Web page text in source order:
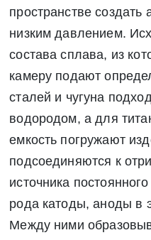
пространстве
низким давлением.
состава сплава, из
камеру подают
сталей и чугуна
водородом, а для
емкость погружают
подсоединяются к
источника
рода катоды, аноды в
Между ними